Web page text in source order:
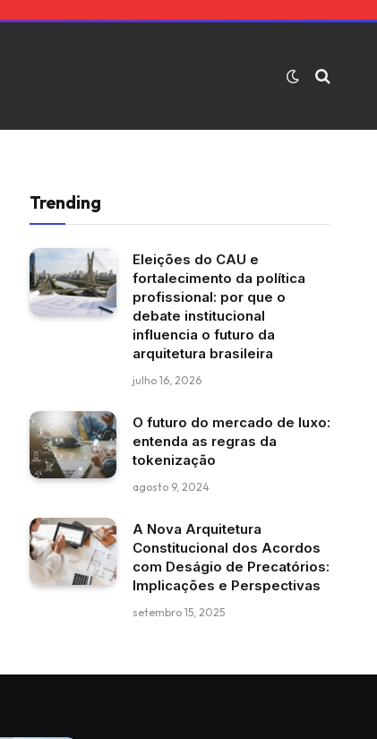
Trending
Eleições do CAU e
fortalecimento da política
profissional: por que o
debate institucional
influencia o futuro da
arquitetura brasileira
julho 16, 2026
O futuro do mercado de luxo:
entenda as regras da
tokenização
agosto 9, 2024
A Nova Arquitetura
Constitucional dos Acordos
com Deságio de Precatórios:
Implicações e Perspectivas
setembro 15, 2025